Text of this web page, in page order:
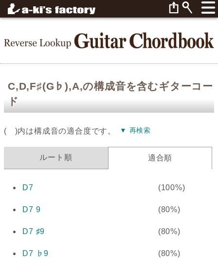
C,D,F♯(G♭),A,の構成音を含むギターコー
ド
( )内は構成音の適合度です。 ▼ 再検索
ルート順 適合順
D7 (100%)
D7 9 (80%)
D7 ♯9 (80%)
D7 ♭9 (80%)